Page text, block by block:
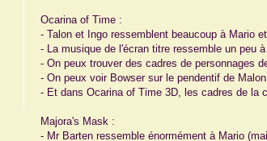
g
Ocarina of Time :
- Talon et Ingo ressemblent beaucoup à Mario
- La musique de l'écran titre ressemble un peu
- On peux trouver des cadres de personnages
- On peux voir Bowser sur le pendentif de Malon
- Et dans Ocarina of Time 3D, les cadres de la
Majora's Mask :
- Mr Barten ressemble énormément à Mario